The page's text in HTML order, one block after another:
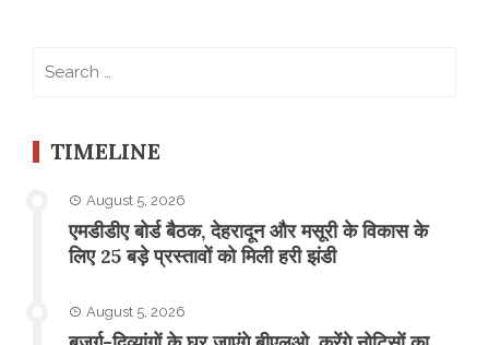
TIMELINE
August 5, 2026
एमडीडीए बोर्ड बैठक, देहरादून और मसूरी के विकास के
लिए 25 बड़े प्रस्तावों को मिली हरी झंडी
August 5, 2026